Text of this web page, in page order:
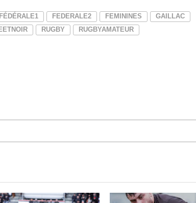
FÉDÉRALE1 FEDERALE2 FEMININES
GAILLAC
RUGBY
RUGBYAMATEUR